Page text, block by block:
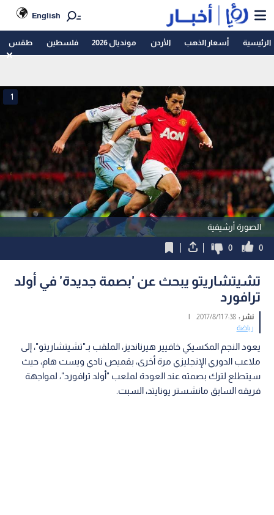
English
الرئيسية أسعار الذهب الأردن مونديال 2026 فلسطين طقس
الصورة أرشيفية
1
0
0
تشيتشاريتو يبحث عن 'بصمة جديدة' في أولد
ترافورد
نشر :7:38 2017/8/11
|
رياضة
يعود النجم المكسيكي خافيير هيرنانديز، الملقب بـ"تشيتشاريتو"، إلى
ملاعب الدوري الإنجليزي مرة أخرى، بقميص نادي ويست هام، حيث
سيتطلع لترك بصمته عند العودة لملعب "أولد ترافورد"، لمواجهة
فريقه السابق مانشستر يونايتد، السبت.